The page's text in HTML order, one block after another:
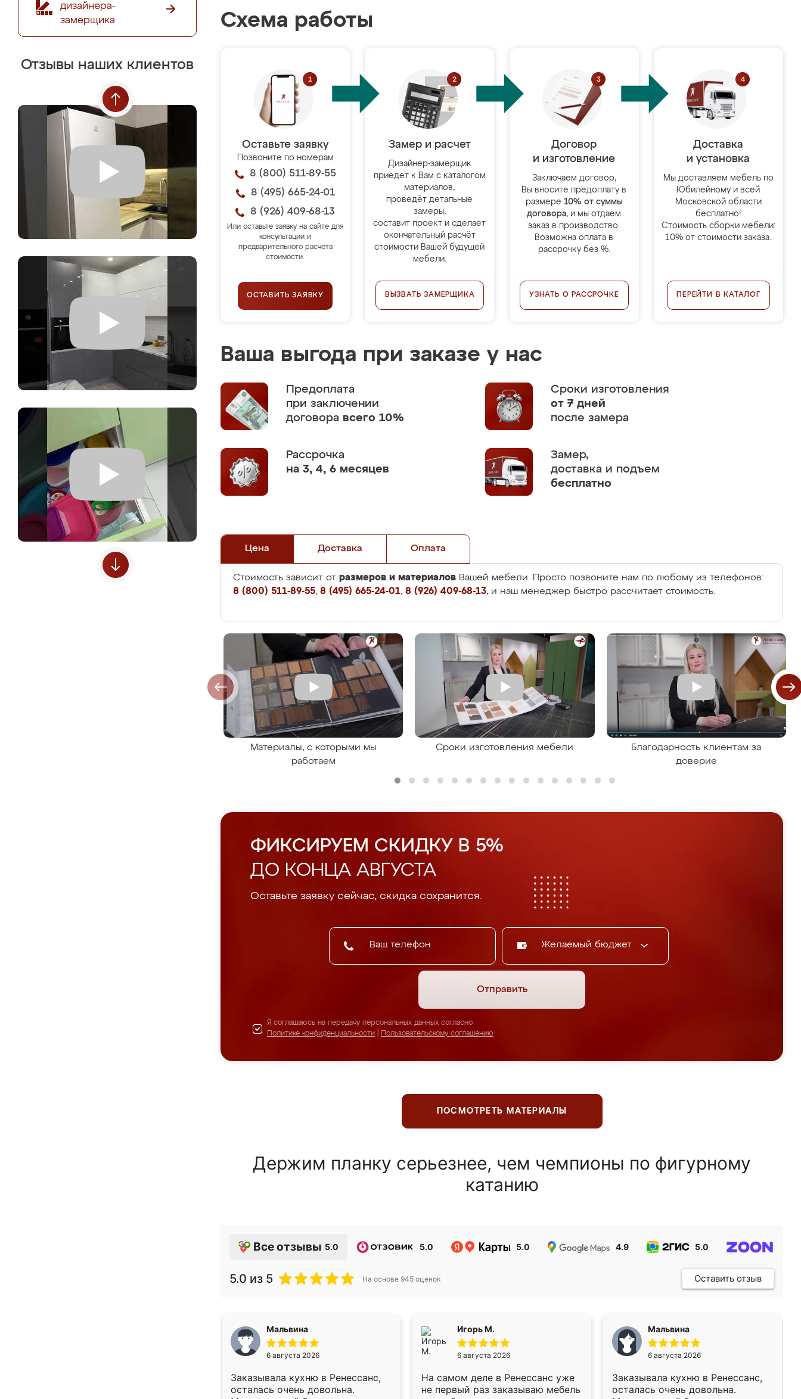
дизайнера-
замерщика
Отзывы наших клиентов
Схема работы
Оставьте заявку
Позвоните по номерам
8 (800) 511-89-55
8 (495) 665-24-01
8 (926) 409-68-13
Или оставьте заявку на сайте для
консультации и
предварительного расчёта
стоимости.
ОСТАВИТЬ ЗАЯВКУ
Замер и расчет
Дизайнер-замерщик
приедет к Вам с каталогом
материалов,
проведёт детальные
замеры,
составит проект и сделает
окончательный расчёт
стоимости Вашей будущей
мебели.
ВЫЗВАТЬ ЗАМЕРЩИКА
Договор
и изготовление
Заключаем договор,
Вы вносите предоплату в
размере 10% от суммы
договора, и мы отдаём
заказ в производство.
Возможна оплата в
рассрочку без %.
УЗНАТЬ О РАССРОЧКЕ
Доставка
и установка
Мы доставляем мебель по
Юбилейному и всей
Московской области
бесплатно!
Стоимость сборки мебели:
10% от стоимости заказа.
ПЕРЕЙТИ В КАТАЛОГ
Ваша выгода при заказе у нас
Предоплата
при заключении
договора всего 10%
Сроки изготовления
от 7 дней
после замера
Рассрочка
на 3, 4, 6 месяцев
Замер,
доставка и подъем
бесплатно
Цена Доставка Оплата
Стоимость зависит от размеров и материалов Вашей мебели. Просто позвоните нам по любому из телефонов:
8 (800) 511-89-55, 8 (495) 665-24-01, 8 (926) 409-68-13, и наш менеджер быстро рассчитает стоимость.
Материалы, с которыми мы
работаем
Сроки изготовления мебели
Благодарность клиентам за
доверие
ФИКСИРУЕМ СКИДКУ В 5%
ДО КОНЦА АВГУСТА
Оставьте заявку сейчас, скидка сохранится.
Желаемый бюджет
Отправить
Я соглашаюсь на передачу персональных данных согласно
Политике конфиденциальности
Пользовательскому соглашению
ПОСМОТРЕТЬ МАТЕРИАЛЫ
Держим планку серьезнее, чем чемпионы по фигурному
катанию
Все отзывы 5.0 5.0 5.0 4.9 5.0
5.0 из 5 На основе 945 оценок Оставить отзыв
Мальвина
6 августа 2026
Заказывала кухню в Ренессанс,
осталась очень довольна.
Игорь М.
6 августа 2026
На самом деле в Ренессанс уже
не первый раз заказываю мебель
Мальвина
6 августа 2026
Заказывала кухню в Ренессанс,
осталась очень довольна.